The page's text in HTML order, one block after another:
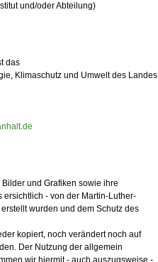
und/oder Abteilung)
das
Klimaschutz und Umwelt des Landes
und Grafiken sowie ihre
- von der Martin-Luther-
wurden und dem Schutz des
kopiert, noch verändert noch auf
Der Nutzung der allgemein